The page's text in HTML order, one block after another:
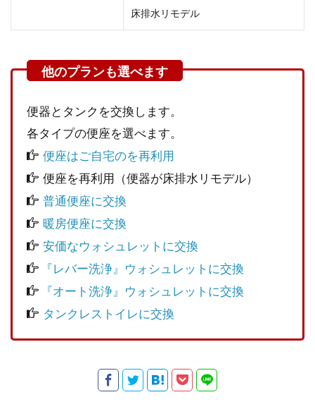
床排水リモデル
便器とタンクを交換します。
各タイプの便座を選べます。
便座はご自宅のを再利用
便座を再利用（便器が床排水リモデル）
普通便座に交換
暖房便座に交換
安価なウォシュレットに交換
『レバー洗浄』ウォシュレットに交換
『オート洗浄』ウォシュレットに交換
タンクレストイレに交換